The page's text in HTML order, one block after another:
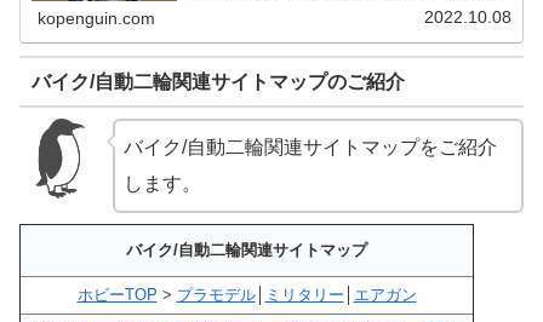
kopenguin.com 2022.10.08
バイク/自動二輪関連サイトマップのご紹介
バイク/自動二輪関連サイトマップをご紹介
します。
バイク/自動二輪関連サイトマップ
ホビーTOP > プラモデル│ ミリタリー エアガン